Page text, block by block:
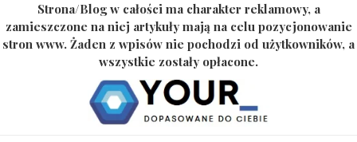
Strona/Blog w całości ma charakter reklamowy, a
zamieszczone na niej artykuły mają na celu pozycjonowanie
stron www. Żaden z wpisów nie pochodzi od użytkowników, a
wszystkie zostały opłacone.